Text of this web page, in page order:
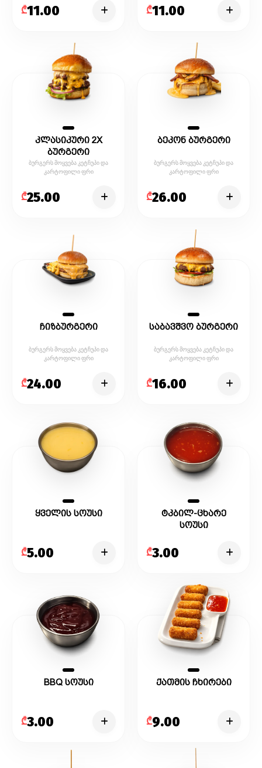
₾11.00 ₾11.00
კლასიკური 2X
ბურგერი
ბურგერს მოყვება კეტჩუპი და
კარტოფილი ფრი
₾25.00
ბეკონ ბურგერი
ბურგერს მოყვება კეტჩუპი და
კარტოფილი ფრი
₾26.00
ჩიზბურგერი
ბურგერს მოყვება კეტჩუპი და
კარტოფილი ფრი
₾24.00
საბავშვო ბურგერი
ბურგერს მოყვება კეტჩუპი და
კარტოფილი ფრი
₾16.00
ყველის სოუსი
₾5.00
ტკბილ-ცხარე
სოუსი
₾3.00
BBQ სოუსი
₾3.00
ქათმის ჩხირები
₾9.00